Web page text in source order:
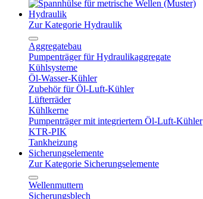
Hydraulik
Zur Kategorie Hydraulik
Aggregatebau
Pumpenträger für Hydraulikaggregate
Kühlsysteme
Öl-Wasser-Kühler
Zubehör für Öl-Luft-Kühler
Lüfterräder
Kühlkerne
Pumpenträger mit integriertem Öl-Luft-Kühler
KTR-PIK
Tankheizung
Sicherungselemente
Zur Kategorie Sicherungselemente
Wellenmuttern
Sicherungsblech